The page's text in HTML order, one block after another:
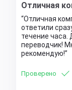
Отличная
Отличная
ответили
течение часа.
переводчик!
рекомендую!
Проверено